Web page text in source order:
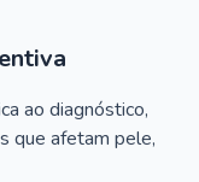
ao diagnóstico,
que afetam pele,